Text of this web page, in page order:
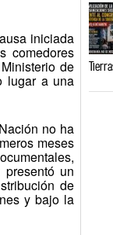
iniciada
comedores
de
lugar a una
no ha
meses
un
de
y bajo la